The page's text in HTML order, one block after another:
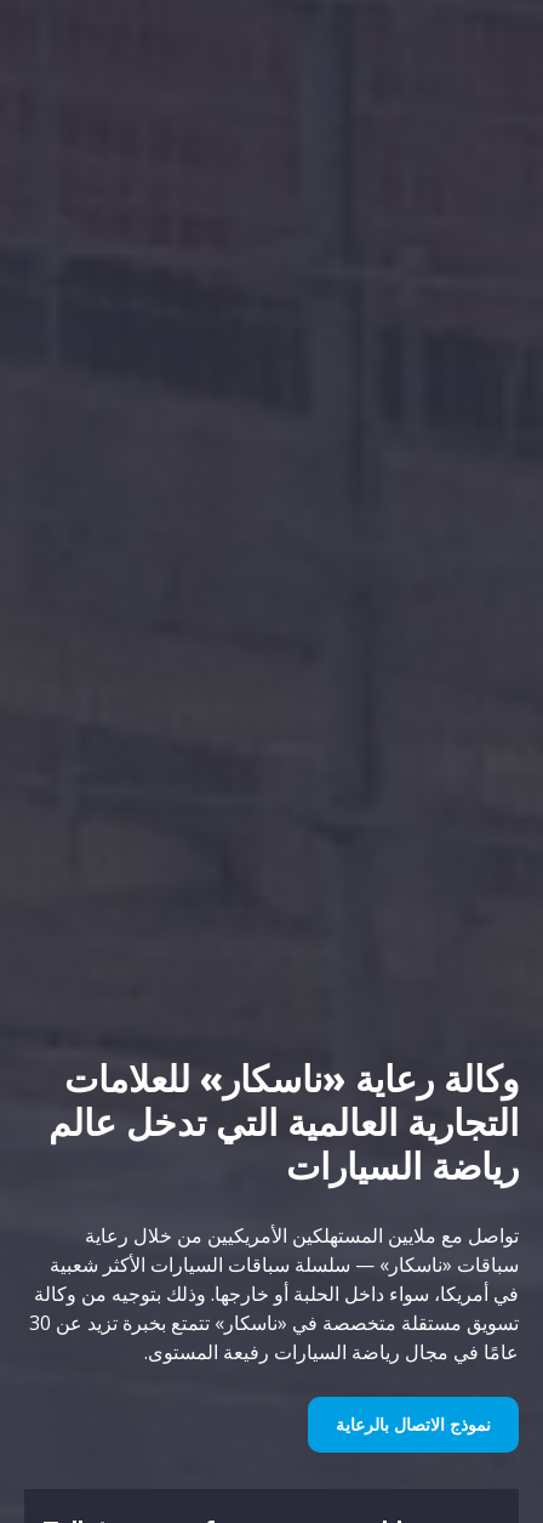
وكالة رعاية «ناسكار» للعلامات
التجارية العالمية التي تدخل عالم
رياضة السيارات
تواصل مع ملايين المستهلكين الأمريكيين من خلال رعاية
سباقات «ناسكار» — سلسلة سباقات السيارات الأكثر شعبية
في أمريكا، سواء داخل الحلبة أو خارجها. وذلك بتوجيه من وكالة
تسويق مستقلة متخصصة في «ناسكار» تتمتع بخبرة تزيد عن 30
عامًا في مجال رياضة السيارات رفيعة المستوى.
نموذج الاتصال بالرعاية